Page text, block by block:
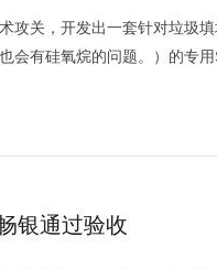
攻关，开发出一套针对垃圾
会有硅氧烷的问题。）的专用
银通过验收